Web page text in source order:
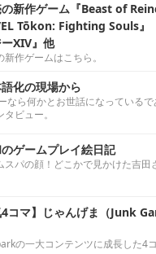
新作ゲーム『Beast of
Tōkon: Fighting Souls』
XIV』他
作ゲームはこちら。
化の現場から
なら何かとお世話になっている
ビュー。
ゲームプレイ絵日記
スパの顔！どこかで見かけた吉田
4コマ】じゃんげま（Junk
の一大コンテンツに成長した4